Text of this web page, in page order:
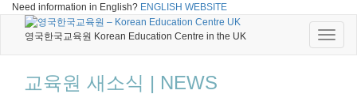
Need information in English? ENGLISH WEBSITE
Toggle
영국한국교육원 Korean Education Centre in the UK
교육원 새소식 | NEWS